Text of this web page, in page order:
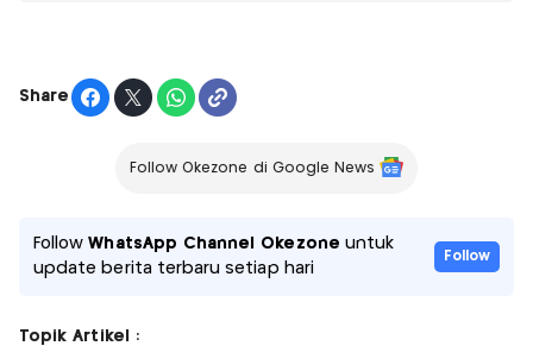
Share
Follow Okezone di Google News
FollowWhatsApp Channel Okezone untuk
update berita terbaru setiap hari
Follow
Topik Artikel :